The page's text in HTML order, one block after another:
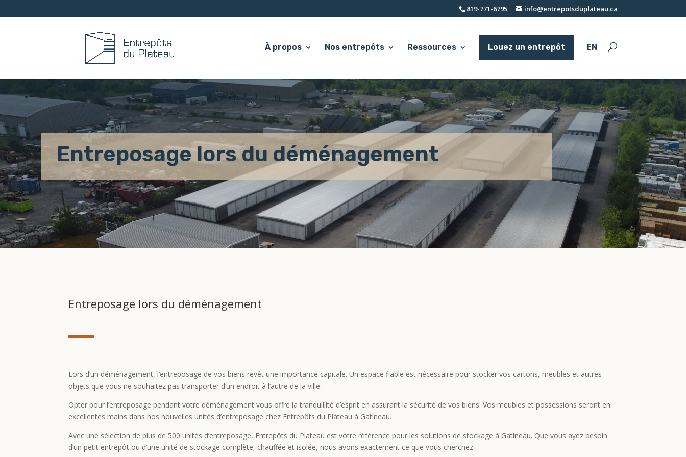
819-771-6795 info@entrepotsduplateau.ca
À propos Nos entrepôts Ressources Louez un entrepôt EN
Entreposage lors du déménagement
Entreposage lors du déménagement
Lors d’un déménagement, l’entreposage de vos biens revêt une importance capitale. Un espace fiable est nécessaire pour stocker vos cartons, meubles et autres
objets que vous ne souhaitez pas transporter d’un endroit à l’autre de la ville.
Opter pour l’entreposage pendant votre déménagement vous offre la tranquillité d’esprit en assurant la sécurité de vos biens. Vos meubles et possessions seront en
excellentes mains dans nos nouvelles unités d’entreposage chez Entrepôts du Plateau à Gatineau.
Avec une sélection de plus de 500 unités d’entreposage, Entrepôts du Plateau est votre référence pour les solutions de stockage à Gatineau. Que vous ayez besoin
d’un petit entrepôt ou d’une unité de stockage complète, chauffée et isolée, nous avons exactement ce que vous cherchez.